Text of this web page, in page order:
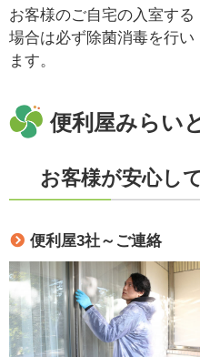
お客様のご自宅の入室する
場合は必ず除菌消毒を行い
ます。
便利屋みらい
お客様が安心し
便利屋3社～ご連絡